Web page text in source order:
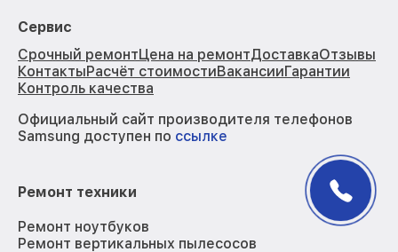
Сервис
Срочный ремонтЦена на ремонтДоставкаОтзывы
КонтактыРасчёт стоимостиВакансииГарантии
Контроль качества
Официальный сайт производителя телефонов
Samsung доступен по ссылке
Ремонт техники
Ремонт ноутбуков
Ремонт вертикальных пылесосов